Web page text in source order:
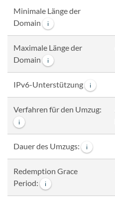
Minimale Länge der
Domain
i
Maximale Länge der
Domain
i
IPv6-Unterstützung i
Verfahren für den Umzug:
i
Dauer des Umzugs: i
Redemption Grace
Period:
i